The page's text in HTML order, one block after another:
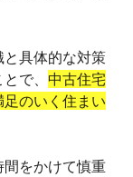
具体的な対策
で、 中古住宅
のいく住まい
をかけて慎重